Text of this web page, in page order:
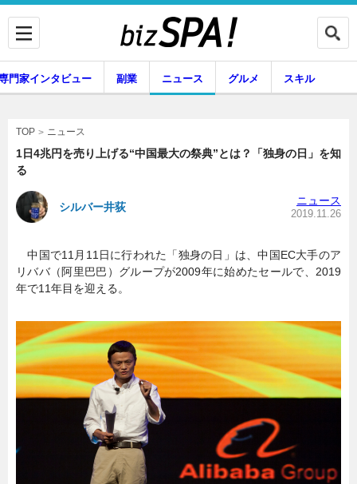
専門家インタビュー
副業 ニュース
グルメ スキル
暮らし エンタメ
門家インタビュー 副業 ニュース グルメ スキル
TOP ニュース
1日4兆円を売り上げる“中国最大の祭典”とは？「独身の日」を知
る
シルバー井荻 ニュース
2019.11.26
中国で11月11日に行われた「独身の日」は、中国EC大手のア
リババ（阿里巴巴）グループが2009年に始めたセールで、2019
年で11年目を迎える。